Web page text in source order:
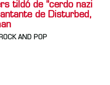
tildó de "cerdo nazi
de Disturbed,
ROCK AND POP